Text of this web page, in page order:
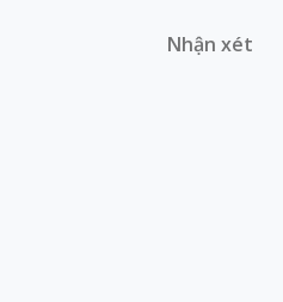
Nhận xét